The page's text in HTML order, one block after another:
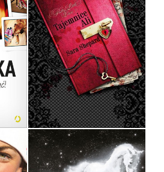
TAJEMNICE ALI
SARA SHEPARD
OPRAWA MIĘKKA
36,90 ZŁ